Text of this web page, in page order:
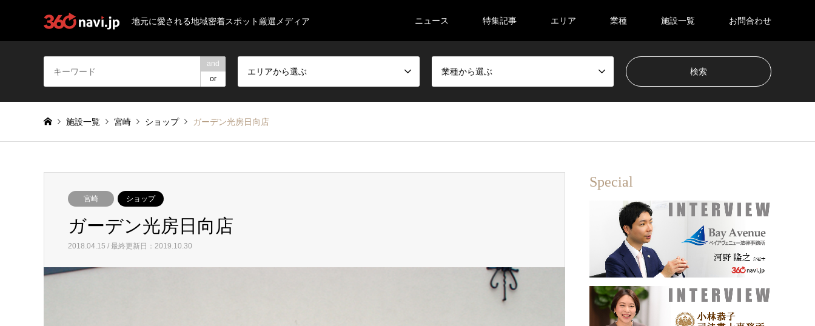
地元に愛される地域密着スポット厳選メディア ニュース 特集記事 エリア 業種 施設一覧 お問合わせ
and
or
エリアから選ぶ 業種から選ぶ
施設一覧 宮崎 ショップ ガーデン光房日向店
宮崎 ショップ
ガーデン光房日向店
2018.04.15 / 最終更新日：2019.10.30
Special